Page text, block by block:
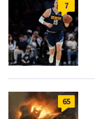
7
65